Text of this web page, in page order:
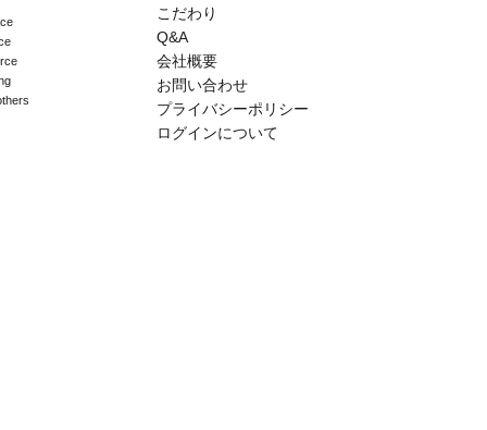
こだわり
Q&A
会社概要
お問い合わせ
プライバシーポリシー
ログインについて